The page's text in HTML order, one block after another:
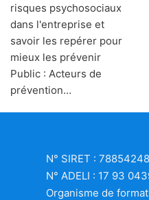
risques psychosociaux
dans l'entreprise et
savoir les repérer pour
mieux les prévenir
Public : Acteurs de
prévention…
N° SIRET :
N° ADELI : 17 93
Organisme de